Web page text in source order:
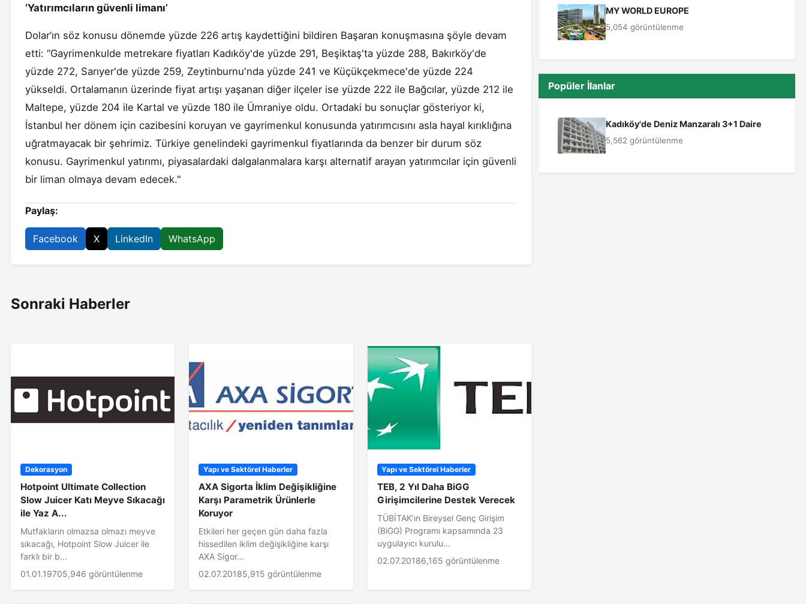
‘Yatırımcıların güvenli limanı’
Dolar’ın söz konusu dönemde yüzde 226 artış kaydettiğini bildiren Başaran konuşmasına şöyle devam
etti: “Gayrimenkulde metrekare fiyatları Kadıköy'de yüzde 291, Beşiktaş'ta yüzde 288, Bakırköy'de
yüzde 272, Sarıyer'de yüzde 259, Zeytinburnu'nda yüzde 241 ve Küçükçekmece'de yüzde 224
yükseldi. Ortalamanın üzerinde fiyat artışı yaşanan diğer ilçeler ise yüzde 222 ile Bağcılar, yüzde 212 ile
Maltepe, yüzde 204 ile Kartal ve yüzde 180 ile Ümraniye oldu. Ortadaki bu sonuçlar gösteriyor ki,
İstanbul her dönem için cazibesini koruyan ve gayrimenkul konusunda yatırımcısını asla hayal kırıklığına
uğratmayacak bir şehrimiz. Türkiye genelindeki gayrimenkul fiyatlarında da benzer bir durum söz
konusu. Gayrimenkul yatırımı, piyasalardaki dalgalanmalara karşı alternatif arayan yatırımcılar için güvenli
bir liman olmaya devam edecek."
Paylaş:
Facebook X LinkedIn WhatsApp
Sonraki Haberler
Dekorasyon
Hotpoint Ultimate Collection
Slow Juicer Katı Meyve Sıkacağı
ile Yaz A...
Mutfakların olmazsa olmazı meyve
sıkacağı, Hotpoint Slow Juicer ile
farklı bir b...
01.01.19705,946 görüntülenme
Yapı ve Sektörel Haberler
AXA Sigorta İklim Değişikliğine
Karşı Parametrik Ürünlerle
Koruyor
Etkileri her geçen gün daha fazla
hissedilen iklim değişikliğine karşı
AXA Sigor...
02.07.20185,915 görüntülenme
Yapı ve Sektörel Haberler
TEB, 2 Yıl Daha BiGG
Girişimcilerine Destek Verecek
TÜBİTAK’ın Bireysel Genç Girişim
(BiGG) Programı kapsamında 23
uygulayıcı kurulu...
02.07.20186,165 görüntülenme
MY WORLD EUROPE
5,054 görüntülenme
Popüler İlanlar
Kadıköy'de Deniz Manzaralı 3+1 Daire
5,562 görüntülenme